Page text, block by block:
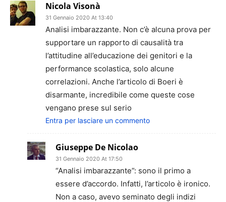
Nicola Visonà
31 Gennaio 2020 At 13:40
Analisi imbarazzante. Non c’è alcuna prova per
supportare un rapporto di causalità tra
l’attitudine all’educazione dei genitori e la
performance scolastica, solo alcune
correlazioni. Anche l’articolo di Boeri è
disarmante, incredibile come queste cose
vengano prese sul serio
Entra per lasciare un commento
Giuseppe De Nicolao
31 Gennaio 2020 At 17:50
“Analisi imbarazzante”: sono il primo a
essere d’accordo. Infatti, l’articolo è ironico.
Non a caso, avevo seminato degli indizi